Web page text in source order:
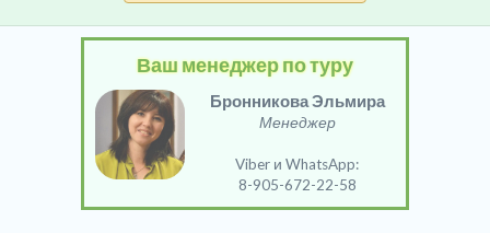
Ваш менеджер по туру
Бронникова Эльмира
Менеджер
Viber и WhatsApp:
8-905-672-22-58